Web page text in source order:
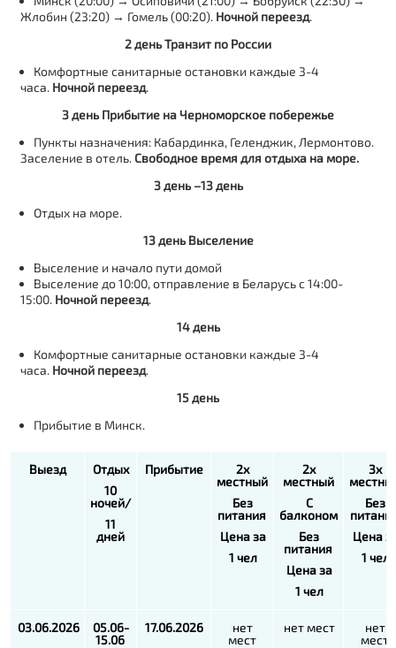
Жлобин (23:20) → Гомель (00:20). Ночной переезд.
2 деньТранзит по России
Комфортные санитарные остановки каждые 3-4
часа. Ночной переезд.
3 день Прибытие на Черноморское побережье
Пункты назначения: Кабардинка, Геленджик, Лермонтово.
Заселение в отель.Свободное время для отдыха на море.
3 день –13 день
Отдых на море.
13 день Выселение
Выселение и начало пути домой
Выселение до 10:00, отправление в Беларусь с 14:00-
15:00. Ночной переезд.
14 день
Комфортные санитарные остановки каждые 3-4
часа. Ночной переезд.
15 день
Прибытие в Минск.
Выезд
Отдых
10
ночей/
11
дней
Прибытие
2х
местный
Без
питания
Цена за
1 чел
2х
местный
С
балконом
Без
питания
Цена за
1 чел
3х
Без
Цена
1 чел
03.06.2026
05.06-
15.06
17.06.2026
нет
мест
нет мест
нет
мест